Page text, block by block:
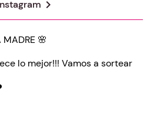
chevron_right
MADRE 🌸
lo mejor!!! Vamos a sortear